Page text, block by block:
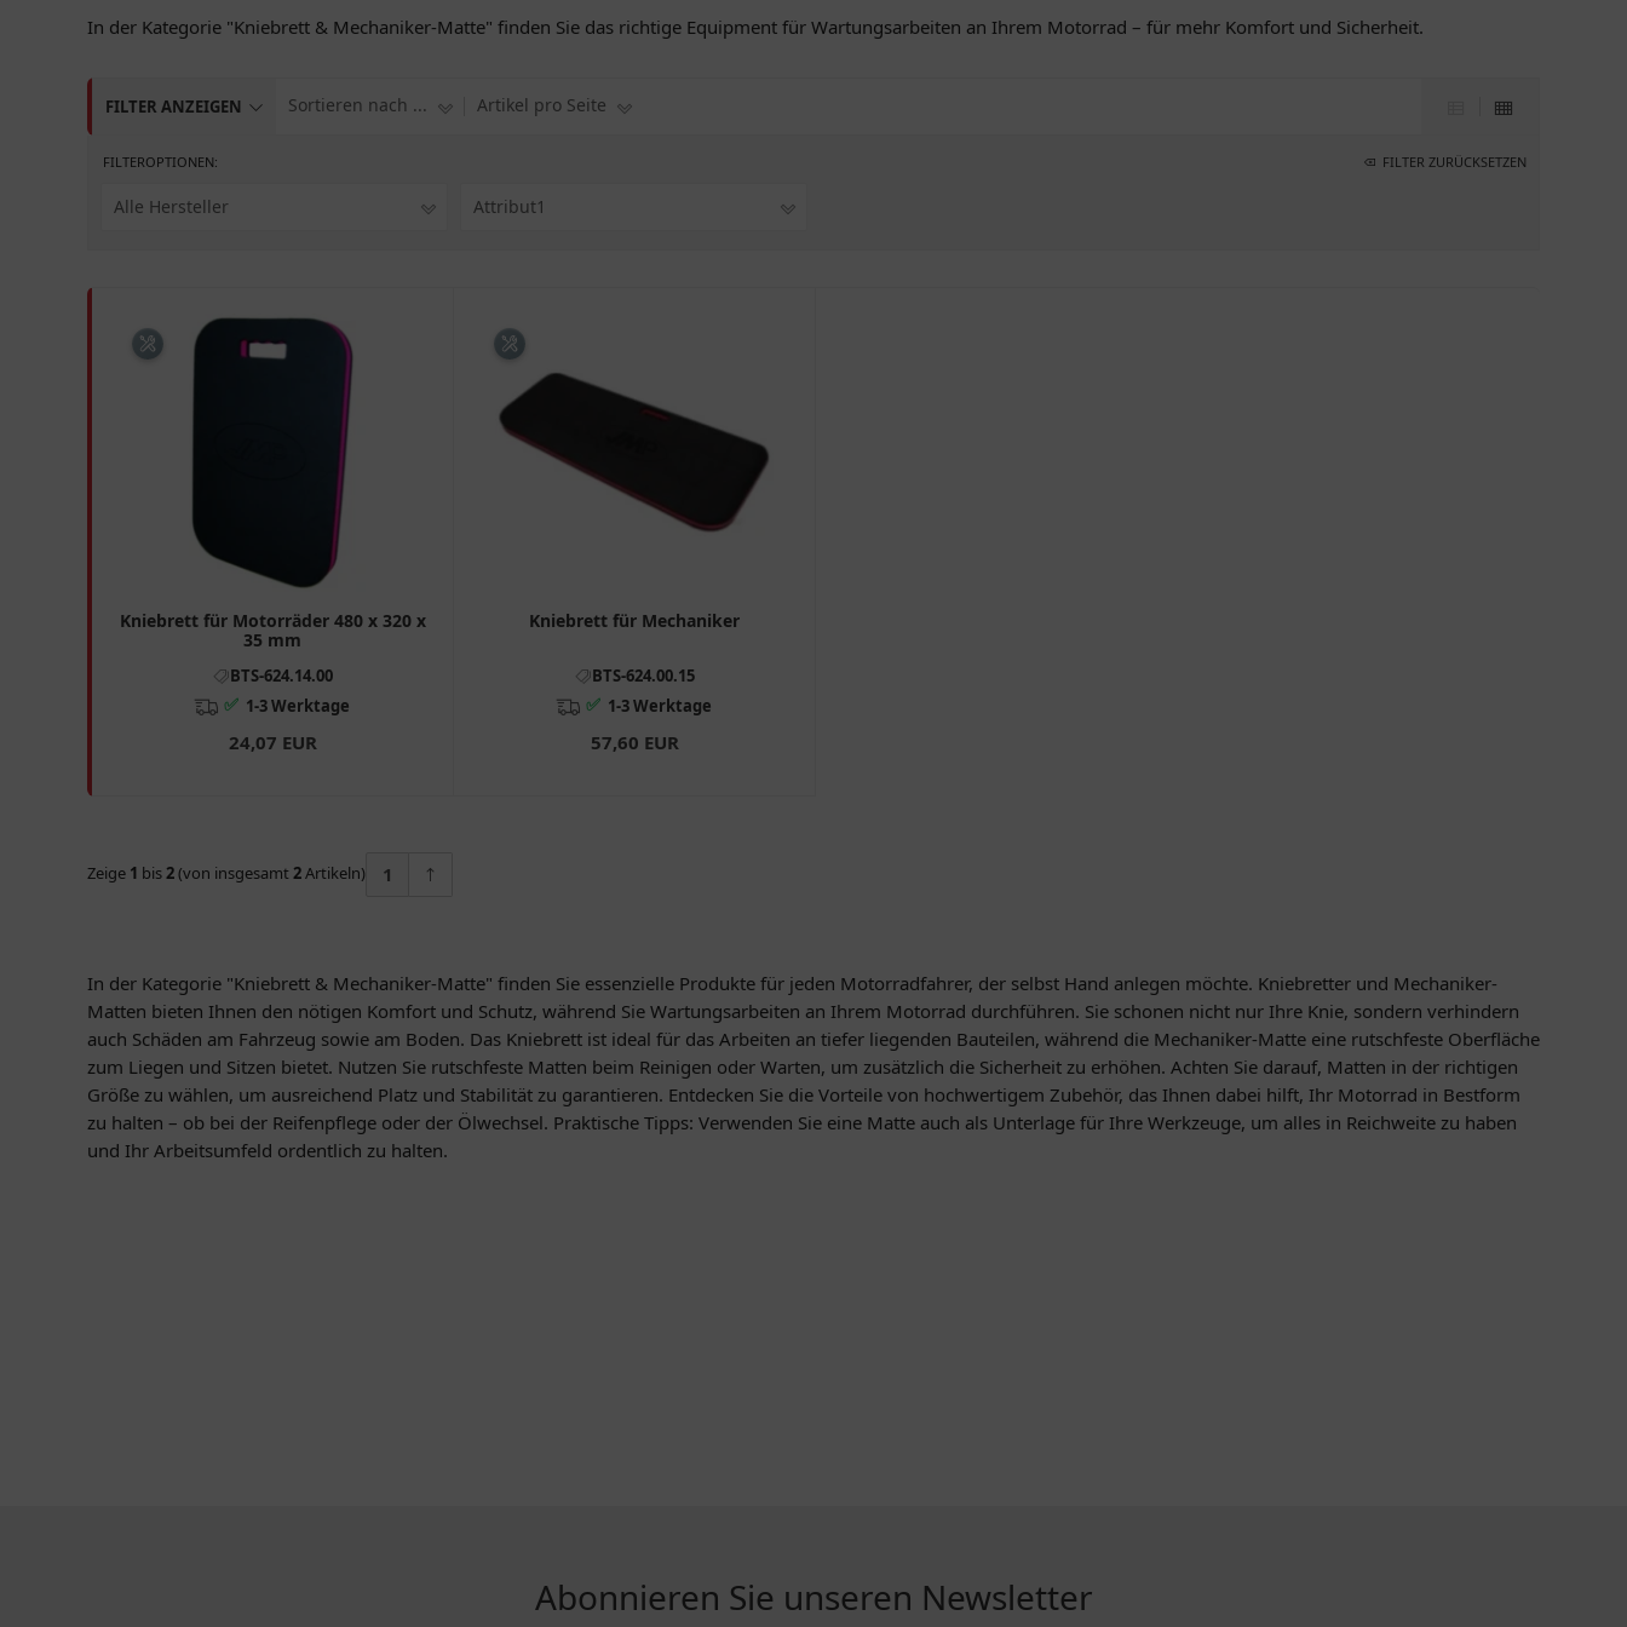
In der Kategorie "Kniebrett & Mechaniker-Matte" finden Sie das richtige Equipment für Wartungsarbeiten an Ihrem Motorrad – für mehr Komfort und Sicherheit.
FILTER ANZEIGEN Sortieren nach ... Artikel pro Seite
FILTEROPTIONEN: FILTER ZURÜCKSETZEN
Alle Hersteller Attribut1
Kniebrett für Motorräder 480 x 320 x
35 mm
BTS-624.14.00
✅ 1-3 Werktage
24,07 EUR
Kniebrett für Mechaniker
BTS-624.00.15
✅ 1-3 Werktage
57,60 EUR
Zeige 1 bis2(von insgesamt 2Artikeln) 1
In der Kategorie "Kniebrett & Mechaniker-Matte" finden Sie essenzielle Produkte für jeden Motorradfahrer, der selbst Hand anlegen möchte. Kniebretter und Mechaniker-
Matten bieten Ihnen den nötigen Komfort und Schutz, während Sie Wartungsarbeiten an Ihrem Motorrad durchführen. Sie schonen nicht nur Ihre Knie, sondern verhindern
auch Schäden am Fahrzeug sowie am Boden. Das Kniebrett ist ideal für das Arbeiten an tiefer liegenden Bauteilen, während die Mechaniker-Matte eine rutschfeste Oberfläche
zum Liegen und Sitzen bietet. Nutzen Sie rutschfeste Matten beim Reinigen oder Warten, um zusätzlich die Sicherheit zu erhöhen. Achten Sie darauf, Matten in der richtigen
Größe zu wählen, um ausreichend Platz und Stabilität zu garantieren. Entdecken Sie die Vorteile von hochwertigem Zubehör, das Ihnen dabei hilft, Ihr Motorrad in Bestform
zu halten – ob bei der Reifenpflege oder der Ölwechsel. Praktische Tipps: Verwenden Sie eine Matte auch als Unterlage für Ihre Werkzeuge, um alles in Reichweite zu haben
und Ihr Arbeitsumfeld ordentlich zu halten.
Abonnieren Sie unseren Newsletter